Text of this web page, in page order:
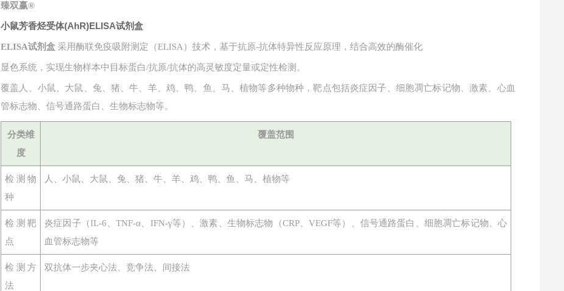
臻双赢®
小鼠芳香烃受体(AhR)ELISA试剂盒
ELISA试剂盒 采用酶联免疫吸附测定（ELISA）技术，基于抗原-抗体特异性反应原理，结合高效的酶催化
显色系统，实现生物样本中目标蛋白/抗原/抗体的高灵敏度定量或定性检测。
覆盖人、小鼠、大鼠、兔、猪、牛、羊、鸡、鸭、鱼、马、植物等多种物种，靶点包括炎症因子、细胞凋亡标记物、激素、心血
管标志物、信号通路蛋白、生物标志物等。
分类维
度
覆盖范围
检测物
种
人、小鼠、大鼠、兔、猪、牛、羊、鸡、鸭、鱼、马、植物等
检测靶
点
炎症因子（IL-6、TNF-α、IFN-γ等）、激素、生物标志物（CRP、VEGF等）、信号通路蛋白、细胞凋亡标记物、心
血管标志物等
检测方
法
双抗体一步夹心法、竞争法、间接法